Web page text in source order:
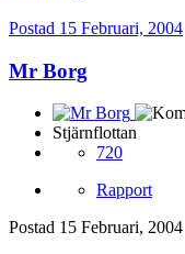
Postad 15 Februari, 2004
Mr Borg
Stjärnflottan
720
Rapport
Postad 15 Februari, 2004